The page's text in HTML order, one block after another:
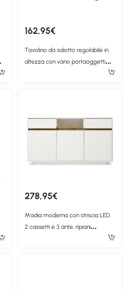
162,95€
Tavolino da salotto regolabile in
altezza con vano portaoggetti
278,95€
Madia moderna con striscia LED,
2 cassetti e 3 ante, ripiani
regolabili, 140x40x85 cm, Bianco